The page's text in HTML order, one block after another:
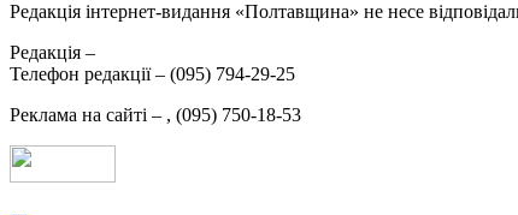
Редакція інтернет-видання «Полтавщина» не несе
Редакція –
Телефон редакції – (095) 794-29-25
Реклама на сайті – , (095) 750-18-53